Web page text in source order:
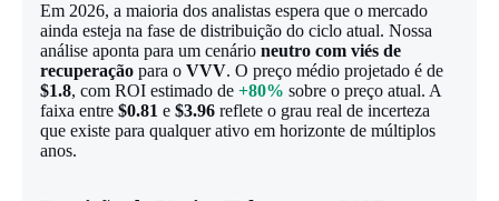
Em 2026, a maioria dos analistas espera que o mercado
ainda esteja na fase de distribuição do ciclo atual. Nossa
análise aponta para um cenário neutro com viés de
recuperação para o VVV. O preço médio projetado é de
$1.8, com ROI estimado de +80% sobre o preço atual. A
faixa entre $0.81 e $3.96 reflete o grau real de incerteza
que existe para qualquer ativo em horizonte de múltiplos
anos.